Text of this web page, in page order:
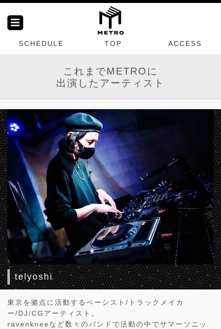
SCHEDULE TOP ACCESS
これまでMETROに
出演したアーティスト
telyoshi
東京を拠点に活動するベーシスト/トラックメイカ
ー/DJ/CGアーティスト。
ravenkneeなど数々のバンドで活動の中でサマーソニッ